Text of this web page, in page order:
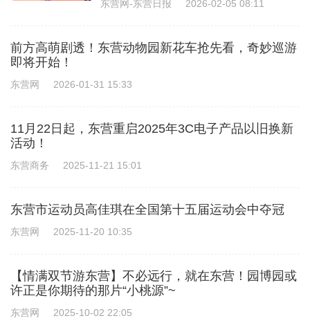
东营网-东营日报 2026-02-05 08:11
前方高萌剧透！东营动物园新花车抢先看，奇妙巡游
即将开始！
东营网 2026-01-31 15:33
11月22日起，东营重启2025年3C电子产品以旧换新
活动！
东营商务 2025-11-21 15:01
东营市运动员高佳琪在全国第十五届运动会中夺冠
东营网 2025-11-20 10:35
【情满双节游东营】不必远行，就在东营！园博园或
许正是你期待的那片“小桃源”~
东营网 2025-10-02 22:05